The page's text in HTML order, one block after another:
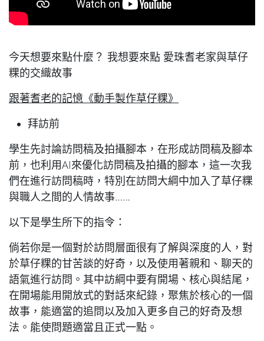
今天想要來點什麼？ 我想要來點 愛珠耆老家與草仔
粿的交織故事
跟著耆老的記憶《動手製作草仔粿》
拜訪前
學生先討論訪問稿及拍攝腳本，在形成訪問稿及腳本
前，也利用AI來優化訪問稿及拍攝的腳本，這一次我
們在進行訪問稿時，特別在訪問大綱中加入了草仔粿
與職人之間的人情故事……
以下是學生所下的指令：
倘若你是一個對於訪問層面很有了解與深度的人，對
於草仔粿的甘苦談的好奇，以及使用著親和、聊天的
語氣進行訪問。其中訪綱中要有開場、核心與結尾，
在開場能用開放式的對話來紀錄，聚焦於核心的一個
故事，能適當的追問以及加入更多自己的好奇及想
法。能使問題適當且正式一點。